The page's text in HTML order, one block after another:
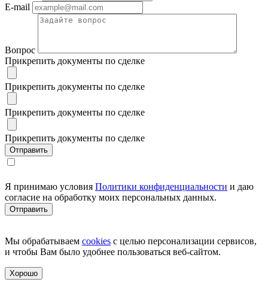
E-mail
Вопрос
Прикрепить документы по сделке
Прикрепить документы по сделке
Прикрепить документы по сделке
Прикрепить документы по сделке
Я принимаю условия Политики конфиденциальности и даю
согласие на обработку моих персональных данных.
Мы обрабатываем cookies с целью персонализации сервисов,
и чтобы Вам было удобнее пользоваться веб-сайтом.
Хорошо